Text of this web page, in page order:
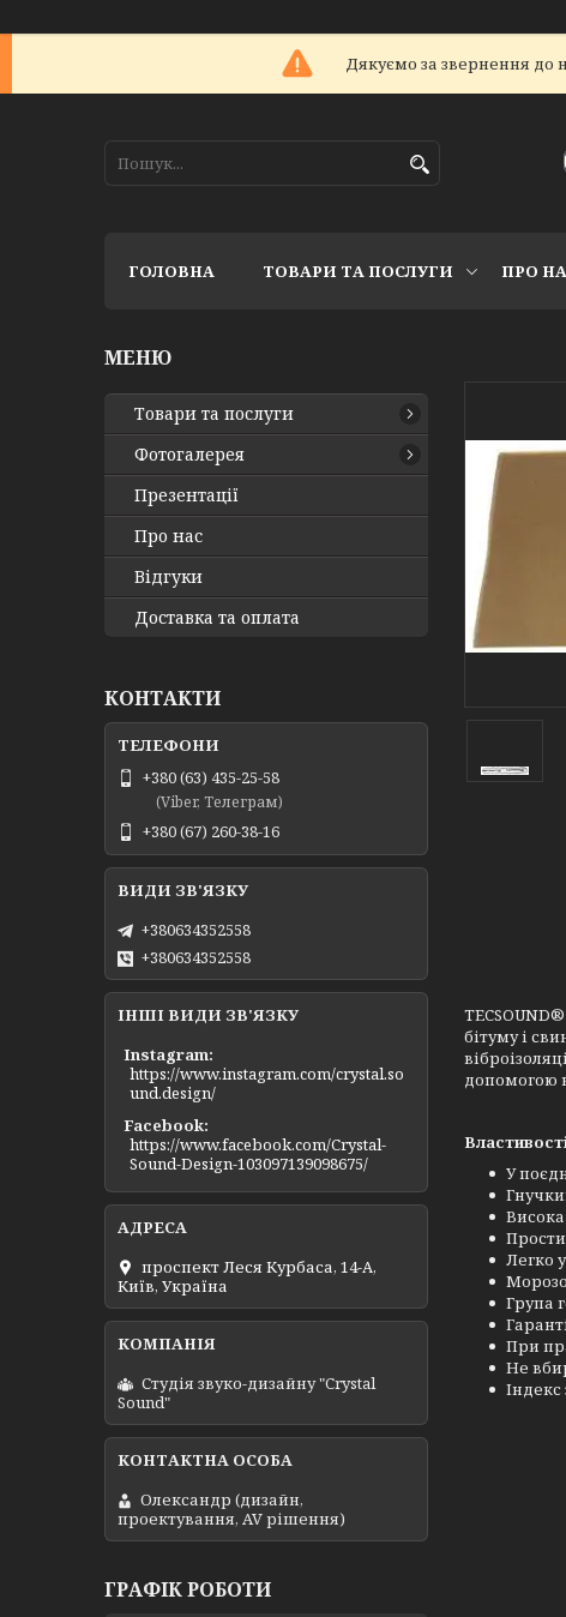
Дякуємо за звернення до
ГОЛОВНА ТОВАРИ ТА ПОСЛУГИ ПРО
бітуму і
допомогою
У
Висока
Легко
Морозо
Група
При
Не
Індекс
Товари та послуги
Фотогалерея
Презентації
Про нас
Відгуки
Доставка та оплата
КОНТАКТИ
+380 (63) 435-25-58
(Viber, Телеграм)
+380 (67) 260-38-16
+380634352558
+380634352558
ІНШІ ВИДИ ЗВ'ЯЗКУ
Instagram
https://www.instagram.com/crystal.so
und.design/
Facebook
https://www.facebook.com/Crystal-
Sound-Design-103097139098675/
проспект Леся Курбаса, 14-А,
Київ, Україна
Студія звуко-дизайну "Crystal
Sound"
Олександр (дизайн,
проектування, AV рішення)
ГРАФІК РОБОТИ